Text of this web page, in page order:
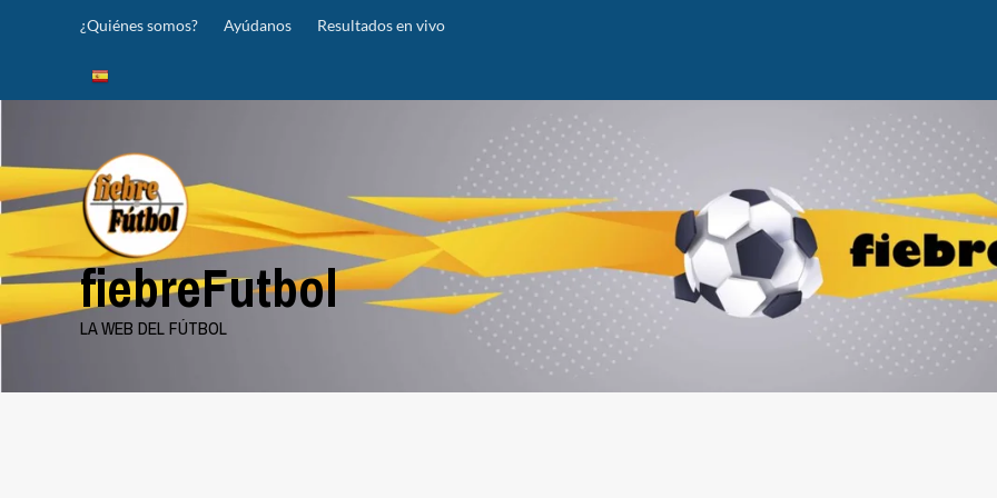
¿Quiénes somos? Ayúdanos Resultados en vivo
fiebreFutbol
LA WEB DEL FÚTBOL